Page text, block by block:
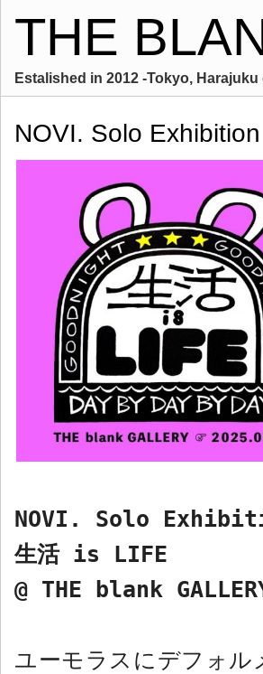
THE
Estalished in 2012 -Tokyo,
NOVI. Solo
NOVI. Solo
生活 is LIFE
@ THE blank
ユーモラスにデフォル